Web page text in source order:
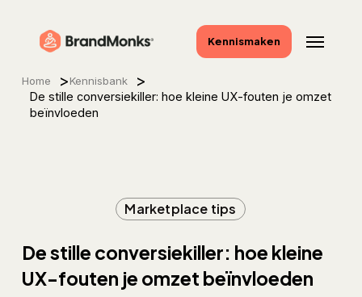
Kennismaken
Home >Kennisbank >
De stille conversiekiller: hoe kleine UX-fouten je omzet
beïnvloeden
Marketplace tips
De stille conversiekiller: hoe kleine
UX-fouten je omzet beïnvloeden